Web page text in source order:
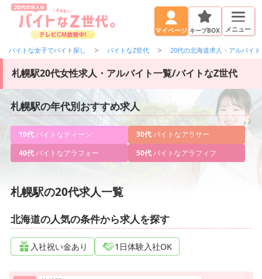
マイページ キープBOX メニュー
バイトな女子でバイト探し バイトなZ世代 20代の北海道求人・アルバイト
札幌駅20代女性求人・アルバイト一覧/バイトなZ世代
札幌駅の年代別おすすめ求人
10代バイトなティーン 30代バイトなアラサー
40代バイトなアラフォー 50代バイトなアラフィフ
札幌駅の20代求人一覧
北海道の人気の条件から求人を探す
入社祝い金あり 1日体験入社OK